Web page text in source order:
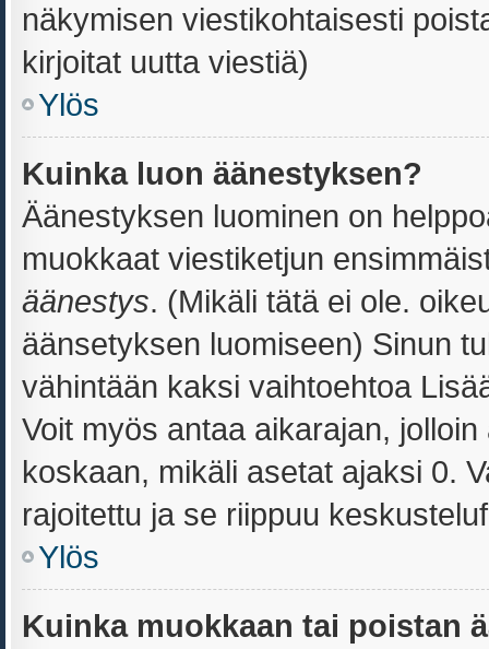
näkymisen viestikohtaisesti
kirjoitat uutta viestiä)
Ylös
Kuinka luon äänestyksen?
Äänestyksen luominen on
muokkaat viestiketjun
äänestys. (Mikäli tätä ei ole.
äänsetyksen luomiseen) Sinun
vähintään kaksi vaihtoehtoa
Voit myös antaa aikarajan,
koskaan, mikäli asetat ajaksi 0.
rajoitettu ja se riippuu
Ylös
Kuinka muokkaan tai poistan